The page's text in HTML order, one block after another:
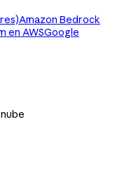
Amazon Bedrock
en AWSGoogle